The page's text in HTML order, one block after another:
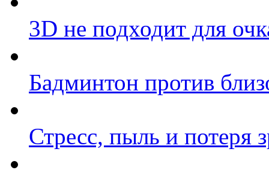
3D не подходит для
Бадминтон против
Стресс, пыль и потеря